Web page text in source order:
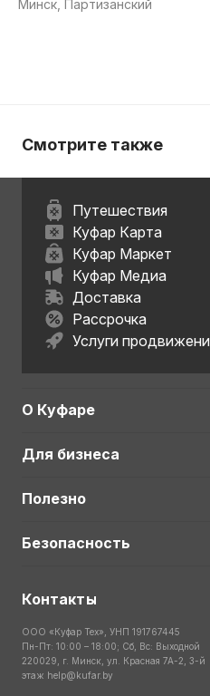
Минск, Партизанский
Смотрите также
Путешествия
Куфар Карта
Куфар Маркет
Куфар Медиа
Доставка
Рассрочка
Услуги
О Куфаре
Для бизнеса
Полезно
Безопасность
Контакты
ООО «Куфар Тех», УНП 191767445
Пн-Пт: 10:00 – 18:00; Сб, Вс: Выходной
220029, г. Минск, ул. Красная 7А-2, 3-й
этаж help@kufar.by